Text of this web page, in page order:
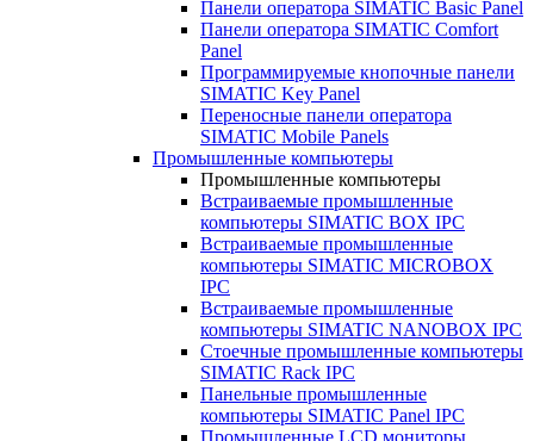
Панели оператора SIMATIC Basic Panel
Панели оператора SIMATIC Comfort
Panel
Программируемые кнопочные панели
SIMATIC Key Panel
Переносные панели оператора
SIMATIC Mobile Panels
Промышленные компьютеры
Промышленные компьютеры
Встраиваемые промышленные
компьютеры SIMATIC BOX IPC
Встраиваемые промышленные
компьютеры SIMATIC MICROBOX
IPC
Встраиваемые промышленные
компьютеры SIMATIC NANOBOX IPC
Стоечные промышленные компьютеры
SIMATIC Rack IPC
Панельные промышленные
компьютеры SIMATIC Panel IPC
Промышленные LCD мониторы